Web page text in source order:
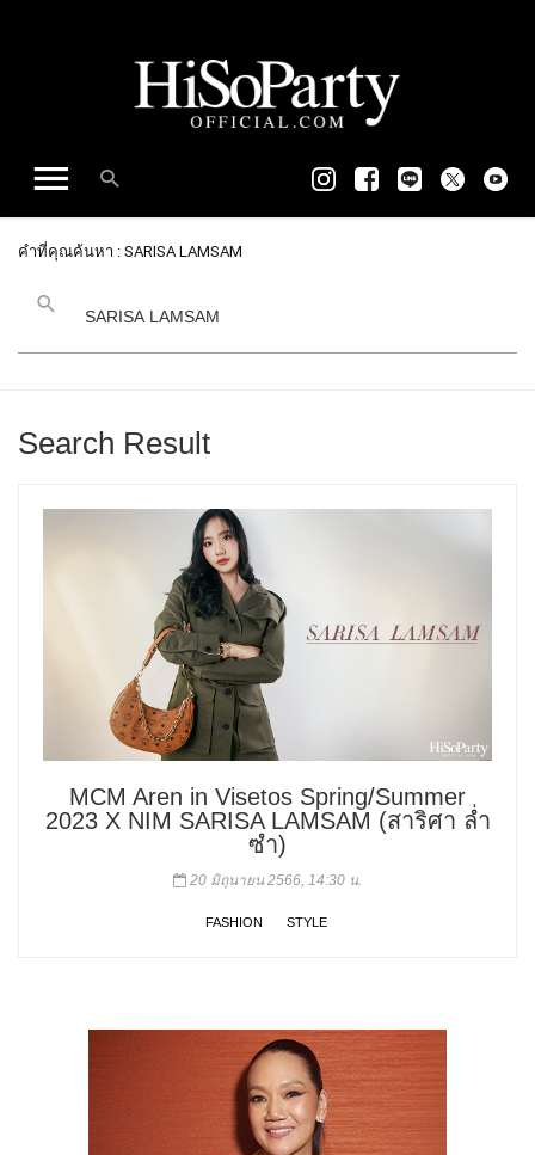
คำที่คุณค้นหา : SARISA LAMSAM
Search Result
MCM Aren in Visetos Spring/Summer
2023 X NIM SARISA LAMSAM (สาริศา ล่ำ
ซำ)
20 มิถุนายน 2566, 14:30 น.
FASHION STYLE